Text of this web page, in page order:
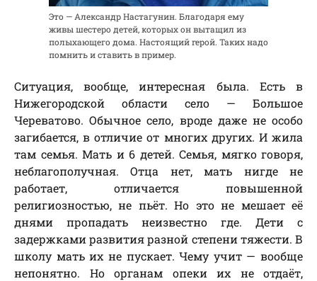
Это — Александр Настагунин. Благодаря ему
живы шестеро детей, которых он вытащил из
полыхающего дома. Настоящий герой. Таких надо
помнить и ставить в пример.
Ситуация, вообще, интересная была. Есть в
Нижегородской области село — Большое
Череватово. Обычное село, вроде даже не особо
загибается, в отличие от многих других. И жила
там семья. Мать и 6 детей. Семья, мягко говоря,
неблагополучная. Отца нет, мать нигде не
работает, отличается повышенной
религиозностью, не пьёт. Но это не мешает её
днями пропадать неизвестно где. Дети с
задержками развития разной степени тяжести. В
школу мать их не пускает. Чему учит — вообще
непонятно. Но органам опеки их не отдаёт,